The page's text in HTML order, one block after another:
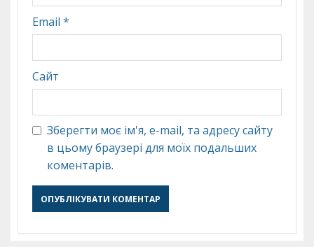
Email *
Сайт
Зберегти моє ім'я, e-mail, та адресу сайту
в цьому браузері для моїх подальших
коментарів.